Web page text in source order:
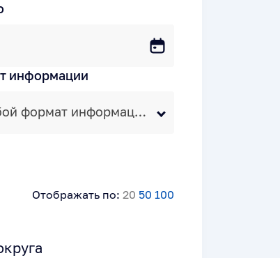
информации
Любой формат информации
Отображать по: 20 50 100